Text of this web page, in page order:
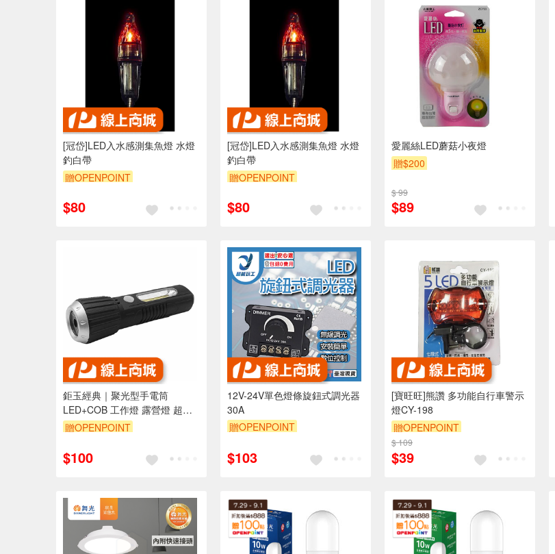
[冠岱]LED入水感測集魚燈 水燈
釣白帶
贈OPENPOINT
$80
[冠岱]LED入水感測集魚燈 水燈
釣白帶
贈OPENPOINT
$80
愛麗絲LED蘑菇小夜燈
贈$200
$ 99
$89
鉅玉經典｜聚光型手電筒
LED+COB 工作燈 露營燈 超輕
量 防水 2段光源模式 美國晶片
贈OPENPOINT
$100
12V-24V單色燈條旋鈕式調光器
30A
贈OPENPOINT
$103
[寶旺旺]熊讚 多功能自行車警示
燈CY-198
贈OPENPOINT
$ 109
$39